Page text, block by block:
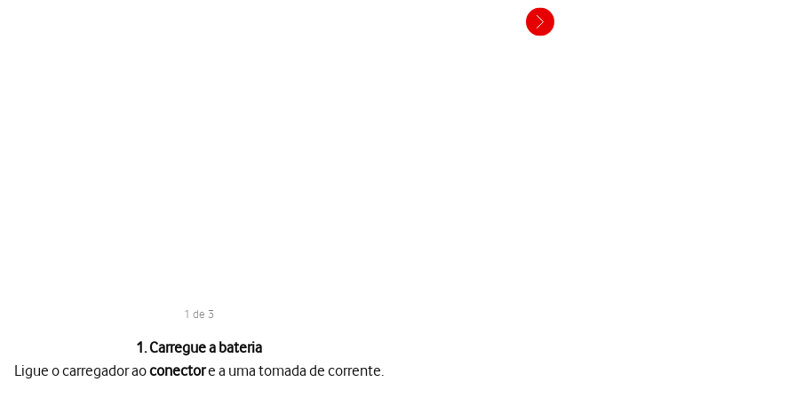
1 de 3
1. Carregue a bateria
Ligue o carregador aoconectore a uma tomada de corrente.